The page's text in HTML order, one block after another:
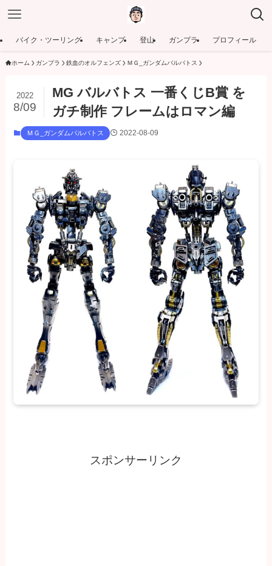
バイク・ツーリング キャンプ 登山 ガンプラ プロフィール
ホーム ガンプラ 鉄血のオルフェンズ ＭＧ_ガンダムバルバトス
MG バルバトス 一番くじB賞 を
ガチ制作 フレームはロマン編
2022
8/09
ＭＧ_ガンダムバルバトス 2022-08-09
スポンサーリンク